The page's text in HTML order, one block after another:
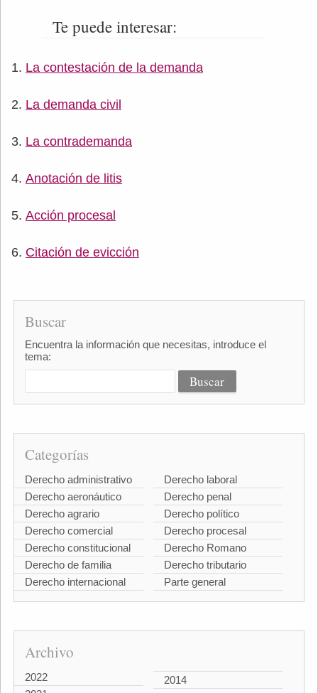
Te puede interesar:
La contestación de la demanda
La demanda civil
La contrademanda
Anotación de litis
Acción procesal
Citación de evicción
Buscar
Encuentra la información que necesitas, introduce el
tema:
Categorías
Derecho administrativo
Derecho aeronáutico
Derecho agrario
Derecho comercial
Derecho constitucional
Derecho de familia
Derecho internacional
Derecho laboral
Derecho penal
Derecho político
Derecho procesal
Derecho Romano
Derecho tributario
Parte general
Archivo
2022
2014